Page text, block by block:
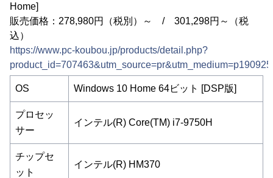
Home]
販売価格：278,980円（税別）～ / 301,298円～（税
込）
https://www.pc-koubou.jp/products/detail.php?
OS Windows 10 Home 64ビット [DSP版]
プロセッ
サー
インテル(R) Core(TM) i7-9750H
チップセ
ット
インテル(R) HM370